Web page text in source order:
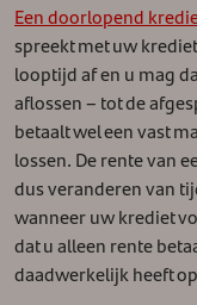
Een doorlopend
spreekt met uw
looptijd af en u mag
aflossen – tot de
betaalt wel een vast
lossen. De rente van
dus veranderen van
wanneer uw krediet
dat u alleen rente
daadwerkelijk heeft